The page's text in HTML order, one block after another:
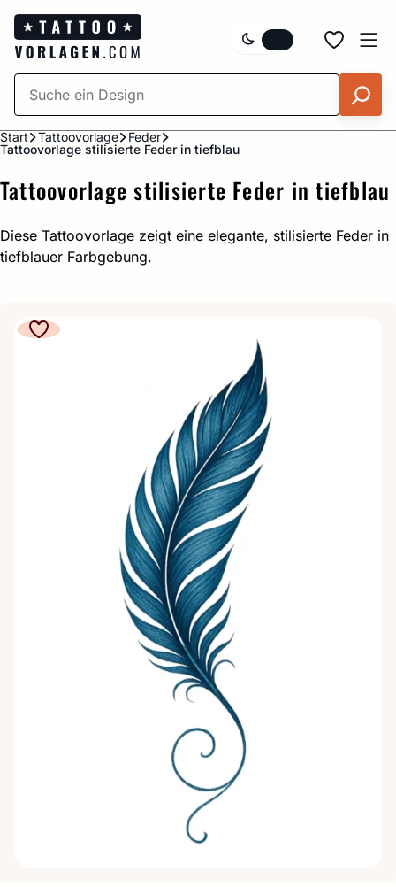
Zum
Inhalt
springen
Start Tattoovorlage
Feder
Tattoovorlage stilisierte Feder in tiefblau
Tattoovorlage stilisierte Feder in tiefblau
Diese Tattoovorlage zeigt eine elegante, stilisierte Feder in
tiefblauer Farbgebung.